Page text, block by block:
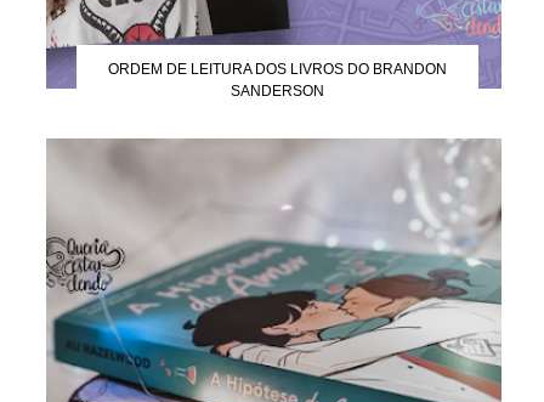
ORDEM DE LEITURA DOS LIVROS DO BRANDON
SANDERSON